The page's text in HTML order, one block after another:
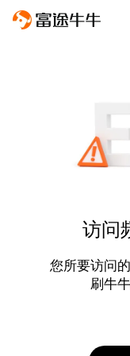
访问
您所要访问
刷牛